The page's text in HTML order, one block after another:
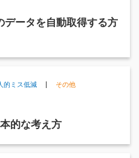
データを自動取得する方
的ミス低減 その他
的な考え方